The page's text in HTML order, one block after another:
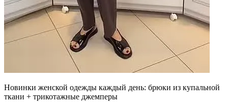
Новинки женской одежды каждый день: брюки из купальной
ткани + трикотажные джемперы